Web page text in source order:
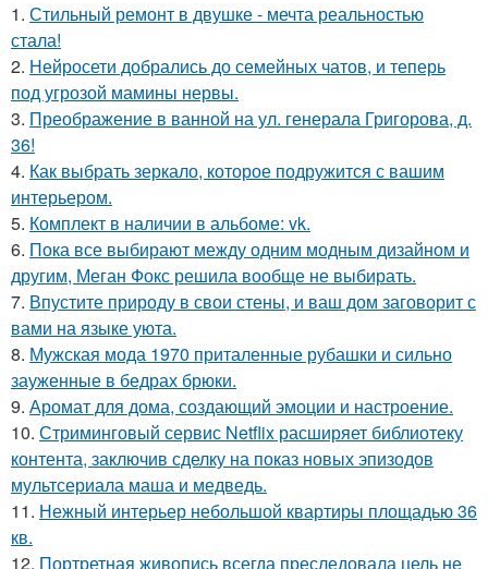
1. Стильный ремонт в двушке - мечта реальностью
стала!
2. Нейросети добрались до семейных чатов, и теперь
под угрозой мамины нервы.
3. Преображение в ванной на ул. генерала Григорова, д.
36!
4. Как выбрать зеркало, которое подружится с вашим
интерьером.
5. Комплект в наличии в альбоме: vk.
6. Пока все выбирают между одним модным дизайном и
другим, Меган Фокс решила вообще не выбирать.
7. Впустите природу в свои стены, и ваш дом заговорит с
вами на языке уюта.
8. Мужская мода 1970 приталенные рубашки и сильно
зауженные в бедрах брюки.
9. Аромат для дома, создающий эмоции и настроение.
10. Стриминговый сервис Netflix расширяет библиотеку
контента, заключив сделку на показ новых эпизодов
мультсериала маша и медведь.
11. Нежный интерьер небольшой квартиры площадью 36
кв.
12. Портретная живопись всегда преследовала цель не